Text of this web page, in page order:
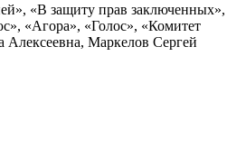
«В защиту прав заключенных»,
«Агора», «Голос», «Комитет
Маркелов Сергей